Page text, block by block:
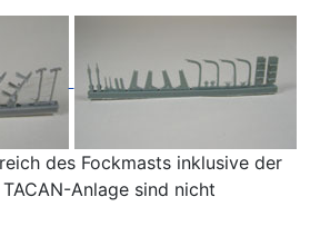
des Fockmasts inklusive der
Anlage sind nicht